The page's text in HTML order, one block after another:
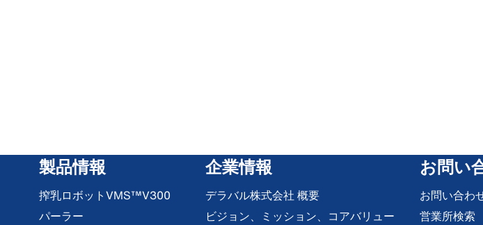
製品情報
搾乳ロボットVMS™V300
パーラー
企業情報
デラバル株式会社 概要
ビジョン、ミッション、コアバリュー
お問い
お問い合わ
営業所検索